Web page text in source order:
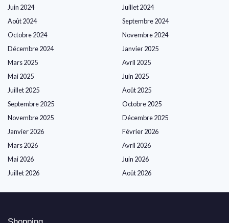
Juin 2024
Juillet 2024
Août 2024
Septembre 2024
Octobre 2024
Novembre 2024
Décembre 2024
Janvier 2025
Mars 2025
Avril 2025
Mai 2025
Juin 2025
Juillet 2025
Août 2025
Septembre 2025
Octobre 2025
Novembre 2025
Décembre 2025
Janvier 2026
Février 2026
Mars 2026
Avril 2026
Mai 2026
Juin 2026
Juillet 2026
Août 2026